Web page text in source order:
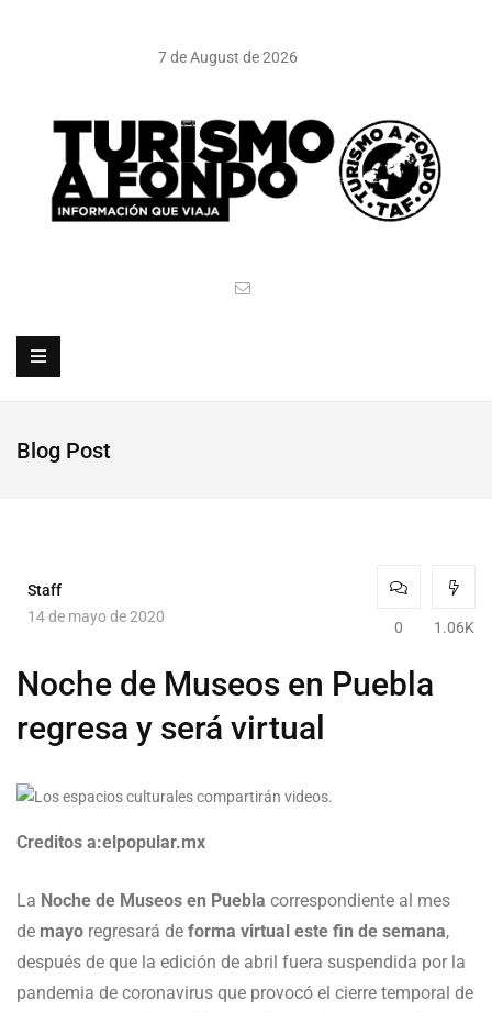
7 de August de 2026
Blog Post
Staff
14 de mayo de 2020
0 1.06K
Noche de Museos en Puebla
regresa y será virtual
Creditos a:elpopular.mx
La Noche de Museos en Puebla correspondiente al mes
de mayo regresará de forma virtual este fin de semana,
después de que la edición de abril fuera suspendida por la
pandemia de coronavirus que provocó el cierre temporal de